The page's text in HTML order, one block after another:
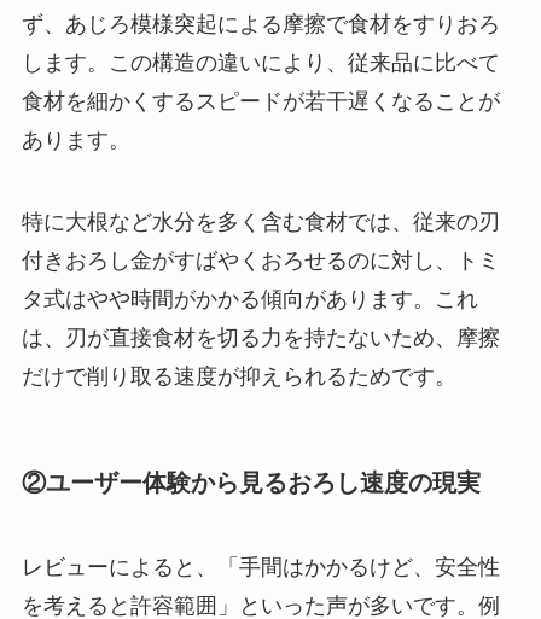
ず、あじろ模様突起による摩擦で食材をすりおろ
します。この構造の違いにより、従来品に比べて
食材を細かくするスピードが若干遅くなることが
あります。
特に大根など水分を多く含む食材では、従来の刃
付きおろし金がすばやくおろせるのに対し、トミ
タ式はやや時間がかかる傾向があります。これ
は、刃が直接食材を切る力を持たないため、摩擦
だけで削り取る速度が抑えられるためです。
②ユーザー体験から見るおろし速度の現実
レビューによると、「手間はかかるけど、安全性
を考えると許容範囲」といった声が多いです。例